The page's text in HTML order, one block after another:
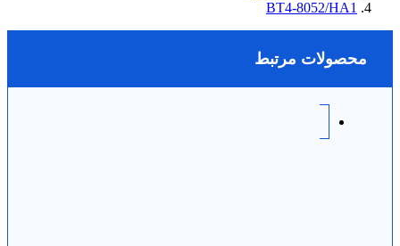
BT4-8052/HA1
محصولات مرتبط